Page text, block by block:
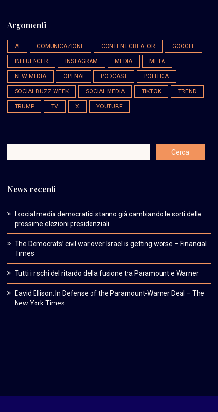
Argomenti
AI COMUNICAZIONE CONTENT CREATOR GOOGLE
INFLUENCER INSTAGRAM MEDIA META
NEW MEDIA OPENAI PODCAST POLITICA
SOCIAL BUZZ WEEK SOCIAL MEDIA TIKTOK TREND
TRUMP TV X YOUTUBE
News recenti
I social media democratici stanno già cambiando le sorti delle
prossime elezioni presidenziali
The Democrats’ civil war over Israel is getting worse – Financial
Times
Tutti i rischi del ritardo della fusione tra Paramount e Warner
David Ellison: In Defense of the Paramount-Warner Deal – The
New York Times